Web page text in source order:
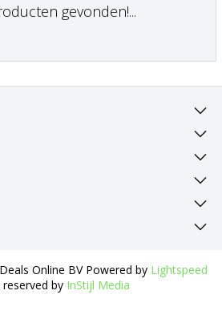
gevonden!...
Online BV Powered by Lightspeed
by InStijl Media